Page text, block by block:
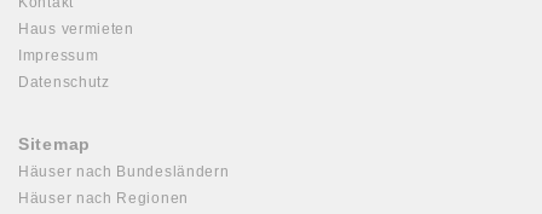
Haus vermieten
Impressum
Datenschutz
Sitemap
Häuser nach Bundesländern
Häuser nach Regionen